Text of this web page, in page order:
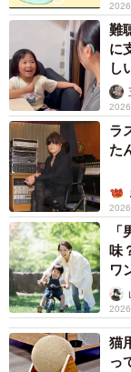
難
に
し
ラ
た
味
ワ
へ
猫
っ